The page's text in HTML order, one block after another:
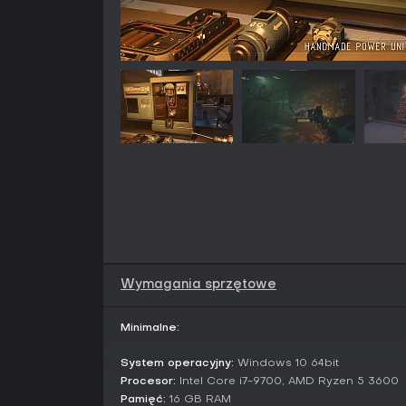
Wymagania sprzętowe
Minimalne:
System operacyjny: Windows 10 64bit
Procesor: Intel Core i7-9700, AMD Ryzen 5 3600
Pamięć: 16 GB RAM